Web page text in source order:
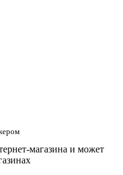
магазина и может